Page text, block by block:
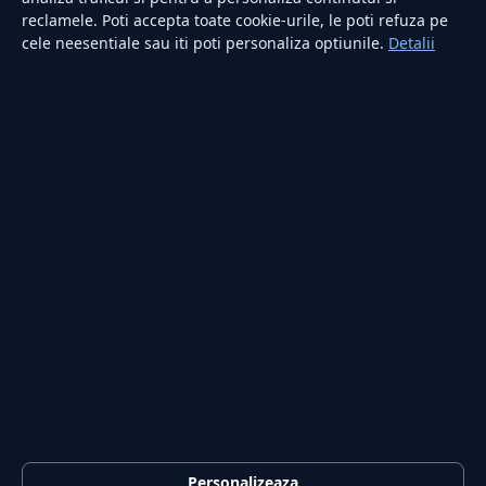
RUBRICI
reclamele. Poti accepta toate cookie-urile, le poti refuza pe
cele neesentiale sau iti poti personaliza optiunile. Detalii